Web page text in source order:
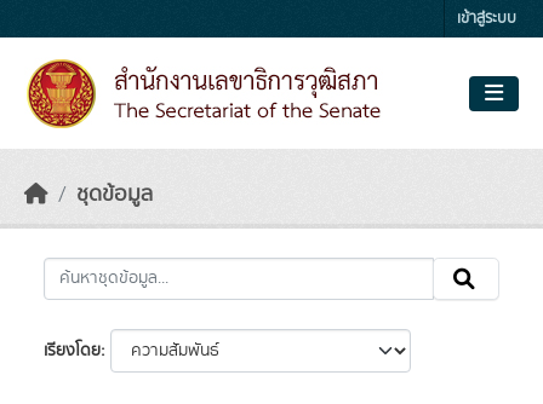
เข้าสู่ระบบ
ชุดข้อมูล
เรียงโดย